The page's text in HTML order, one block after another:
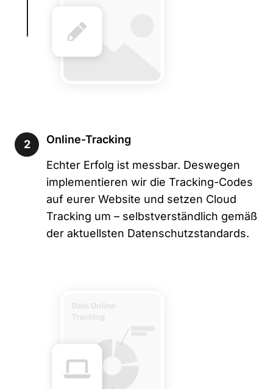
2
Online-Tracking
Echter Erfolg ist messbar. Deswegen
implementieren wir die Tracking-Codes
auf eurer Website und setzen Cloud
Tracking um – selbstverständlich gemäß
der aktuellsten Datenschutzstandards.